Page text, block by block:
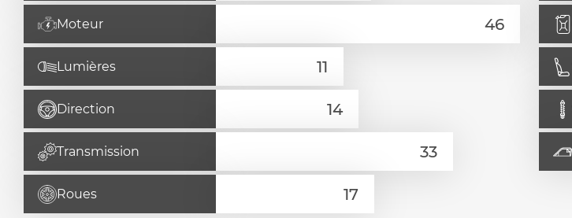
Moteur
Lumières
Direction
Transmission
Roues